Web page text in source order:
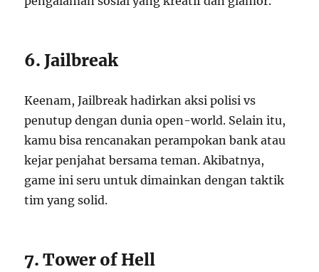
6. Jailbreak
Keenam, Jailbreak hadirkan aksi polisi vs
penutup dengan dunia open-world. Selain itu,
kamu bisa rencanakan perampokan bank atau
kejar penjahat bersama teman. Akibatnya,
game ini seru untuk dimainkan dengan taktik
tim yang solid.
7. Tower of Hell